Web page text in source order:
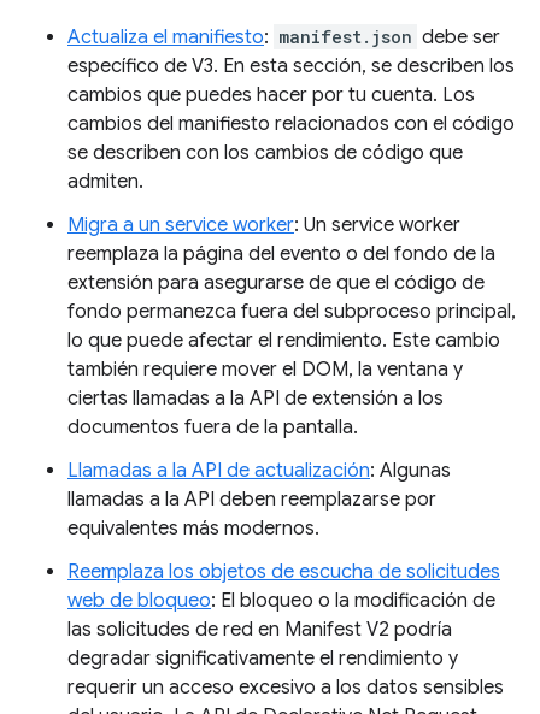
Actualiza el manifiesto: manifest.json debe ser
específico de V3. En esta sección, se describen los
cambios que puedes hacer por tu cuenta. Los
cambios del manifiesto relacionados con el código
se describen con los cambios de código que
admiten.
Migra a un service worker: Un service worker
reemplaza la página del evento o del fondo de la
extensión para asegurarse de que el código de
fondo permanezca fuera del subproceso principal,
lo que puede afectar el rendimiento. Este cambio
también requiere mover el DOM, la ventana y
ciertas llamadas a la API de extensión a los
documentos fuera de la pantalla.
Llamadas a la API de actualización: Algunas
llamadas a la API deben reemplazarse por
equivalentes más modernos.
Reemplaza los objetos de escucha de solicitudes
web de bloqueo: El bloqueo o la modificación de
las solicitudes de red en Manifest V2 podría
degradar significativamente el rendimiento y
requerir un acceso excesivo a los datos sensibles